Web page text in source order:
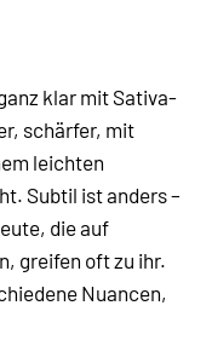
klar mit Sativa-
schärfer, mit
leichten
Subtil ist anders –
die auf
greifen oft zu ihr.
Nuancen,